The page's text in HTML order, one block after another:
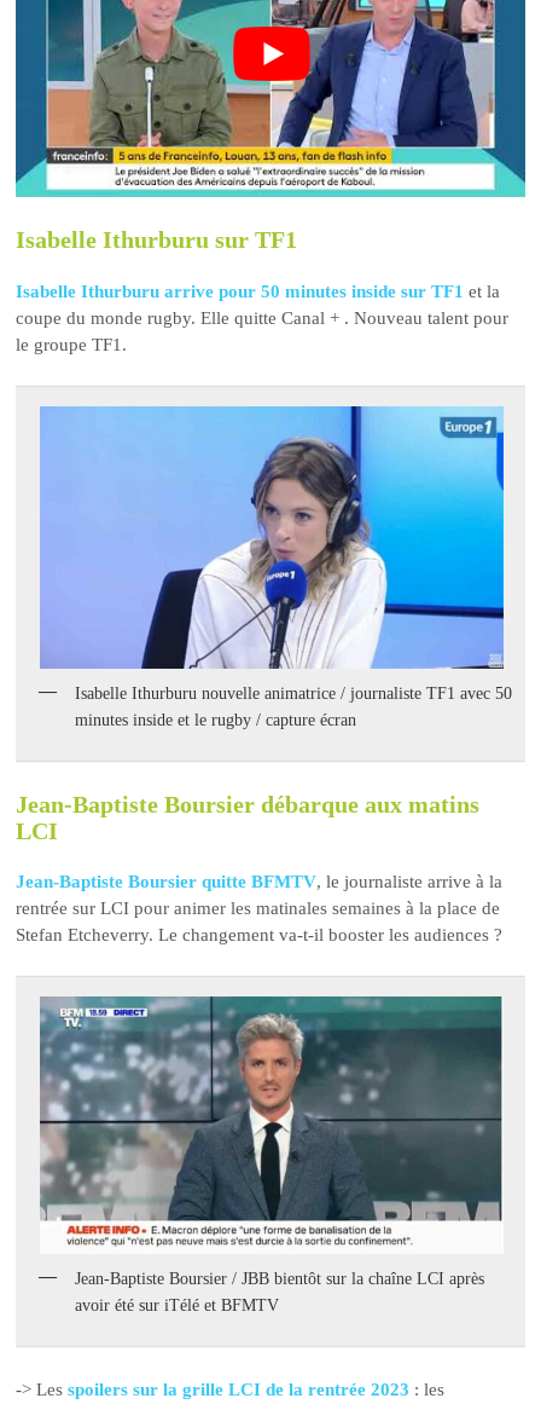
Isabelle Ithurburu sur TF1
Isabelle Ithurburu arrive pour 50 minutes inside sur TF1 et la
coupe du monde rugby. Elle quitte Canal + . Nouveau talent pour
le groupe TF1.
Isabelle Ithurburu nouvelle animatrice / journaliste TF1 avec 50
minutes inside et le rugby / capture écran
Jean-Baptiste Boursier débarque aux matins
LCI
Jean-Baptiste Boursier quitte BFMTV, le journaliste arrive à la
rentrée sur LCI pour animer les matinales semaines à la place de
Stefan Etcheverry. Le changement va-t-il booster les audiences ?
Jean-Baptiste Boursier / JBB bientôt sur la chaîne LCI après
avoir été sur iTélé et BFMTV
-> Lesspoilers sur la grille LCI de la rentrée 2023 : les